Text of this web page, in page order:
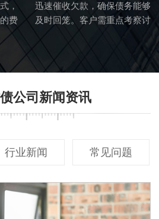
，
费
诚
迅速催收欠款，确保债务能够
及时回笼。客户需重点考察讨
公司新闻资讯
行业新闻 常见问题